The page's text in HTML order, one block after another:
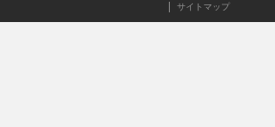
サイトマップ